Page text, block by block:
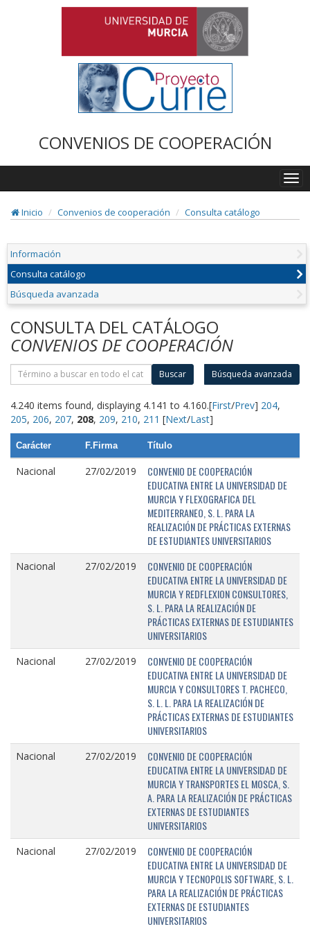
CONVENIOS DE COOPERACIÓN
Inicio
Convenios de cooperación Consulta catálogo
Información
Consulta catálogo
Búsqueda avanzada
CONSULTA DEL CATÁLOGO
CONVENIOS DE COOPERACIÓN
Buscar Búsqueda avanzada
4.240 items found, displaying 4.141 to 4.160.[First/Prev] 204,
205, 206, 207, 208, 209, 210, 211 [Next/Last]
Carácter F.Firma Título
Nacional 27/02/2019
CONVENIO DE COOPERACIÓN
EDUCATIVA ENTRE LA UNIVERSIDAD DE
MURCIA Y FLEXOGRAFICA DEL
MEDITERRANEO, S. L. PARA LA
REALIZACIÓN DE PRÁCTICAS EXTERNAS
DE ESTUDIANTES UNIVERSITARIOS
Nacional 27/02/2019
CONVENIO DE COOPERACIÓN
EDUCATIVA ENTRE LA UNIVERSIDAD DE
MURCIA Y REDFLEXION CONSULTORES,
S. L. PARA LA REALIZACIÓN DE
PRÁCTICAS EXTERNAS DE ESTUDIANTES
UNIVERSITARIOS
Nacional 27/02/2019
CONVENIO DE COOPERACIÓN
EDUCATIVA ENTRE LA UNIVERSIDAD DE
MURCIA Y CONSULTORES T. PACHECO,
S. L. L. PARA LA REALIZACIÓN DE
PRÁCTICAS EXTERNAS DE ESTUDIANTES
UNIVERSITARIOS
Nacional 27/02/2019
CONVENIO DE COOPERACIÓN
EDUCATIVA ENTRE LA UNIVERSIDAD DE
MURCIA Y TRANSPORTES EL MOSCA, S.
A. PARA LA REALIZACIÓN DE PRÁCTICAS
EXTERNAS DE ESTUDIANTES
UNIVERSITARIOS
Nacional 27/02/2019
CONVENIO DE COOPERACIÓN
EDUCATIVA ENTRE LA UNIVERSIDAD DE
MURCIA Y TECNOPOLIS SOFTWARE, S. L.
PARA LA REALIZACIÓN DE PRÁCTICAS
EXTERNAS DE ESTUDIANTES
UNIVERSITARIOS